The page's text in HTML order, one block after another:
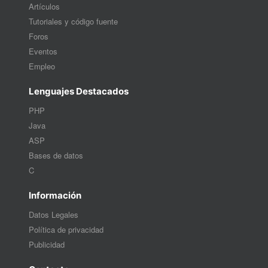
Artículos
Tutoriales y código fuente
Foros
Eventos
Empleo
Lenguajes Destacados
PHP
Java
ASP
Bases de datos
C
Información
Datos Legales
Política de privacidad
Publicidad